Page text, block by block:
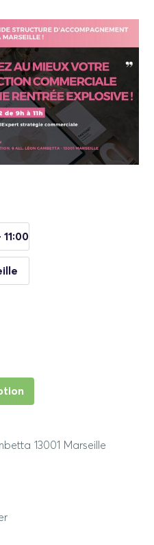
13001 Marseille